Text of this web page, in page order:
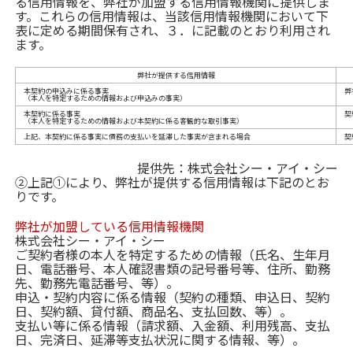
す。これらの信用情報は、当該信用情報機関において下
表に定める期間保有され、３．に記載のとおり利用され
ます。
弊社が提供する信用情報
本契約の申込みに係る事実
（本人を特定するための情報および申込みの事実）
弊
本契約に係る事実
（本人を特定するための情報および本契約に係る客観的な取引事実）
契
上記、本契約に係る事実に債務の支払いを延滞した事実が含まれる場合 契
提供先：株式会社シー・アイ・シー
②上記①により、弊社が提供する信用情報は下記のとお
りです。
弊社が加盟している信用情報機関
株式会社シー・アイ・シー
ご契約者様の本人を特定するための情報（氏名、生年月
日、電話番号、本人確認書類の記号番号等、住所、勤務
先、勤務先電話番号、等）。
申込・契約内容に係る情報（契約の種類、申込日、契約
日、契約額、貸付額、商品名、支払回数、等）。
支払い等に係る情報（請求額、入金額、利用残高、支払
日、完済日、延滞等支払状況に関する情報、等）。